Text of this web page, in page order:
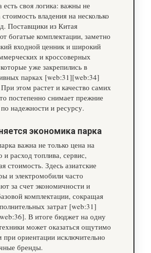
есть своя логика: важны не
владения на несколько
Поставщики из Китая
богатые комплектации, заметно
входной ценник и широкий
и кроссоверных
уже закрепились в
парках [web:31][web:34]
этом растет и качество самих
постепенно снимает прежние
надежности и ресурсу.
экономика парка
важна не только цена на
и расход топлива, сервис,
стоимость. Здесь азиатские
и электромобили часто
за счет экономичности и
комплектации, сокращая
затрат [web:31]
В итоге бюджет на одну
может оказаться ощутимо
ориентации исключительно
бренды.